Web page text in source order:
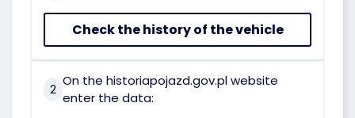
Check the history of the vehicle
2
On the historiapojazd.gov.pl website
enter the data: